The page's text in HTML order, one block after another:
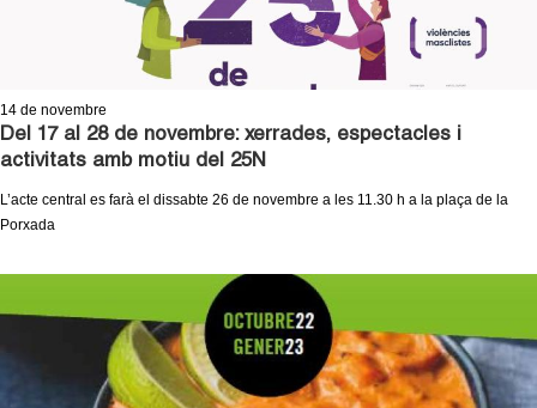
a
e
d
a
i
d
e
14 de novembre
Del 17 al 28 de novembre: xerrades, espectacles i
activitats amb motiu del 25N
L’acte central es farà el dissabte 26 de novembre a les 11.30 h a la plaça de la
Porxada